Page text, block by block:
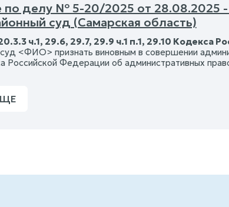
по делу № 5-20/2025 от 28.08.2025
суд (Самарская область)
ч.1, 29.6, 29.7, 29.9 ч.1 п.1, 29.10
<ФИО> признать виновным в совершении
Российской Федерации об административных